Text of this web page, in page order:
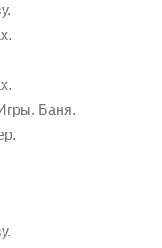
Баня.